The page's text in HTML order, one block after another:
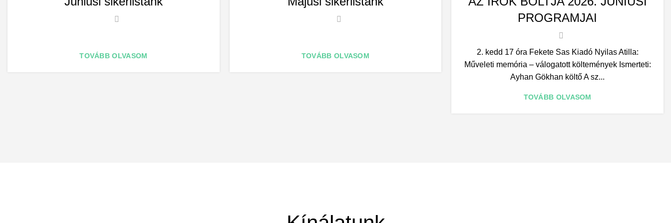
TOVÁBB OLVASOM TOVÁBB OLVASOM
PROGRAMJAI
2. kedd 17 óra Fekete Sas Kiadó Nyilas Atilla:
Műveleti memória – válogatott költemények Ismerteti:
Ayhan Gökhan költő A sz...
TOVÁBB OLVASOM